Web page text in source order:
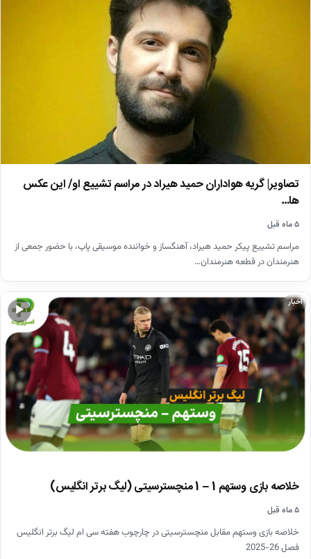
تصاویر| گریه هواداران حمید هیراد در مراسم تشییع او/ این عکس
ها…
۵ ماه قبل
مراسم تشییع پیکر حمید هیراد، آهنگساز و خواننده موسیقی پاپ، با حضور جمعی از
هنرمندان در قطعه هنرمندان…
▶
اخبار
خلاصه بازی وستهم 1 – 1 منچسترسیتی (لیگ برتر انگلیس)
۵ ماه قبل
خلاصه بازی وستهم مقابل منچسترسیتی در چارچوب هفته سی ام لیگ برتر انگلیس
فصل 26-2025